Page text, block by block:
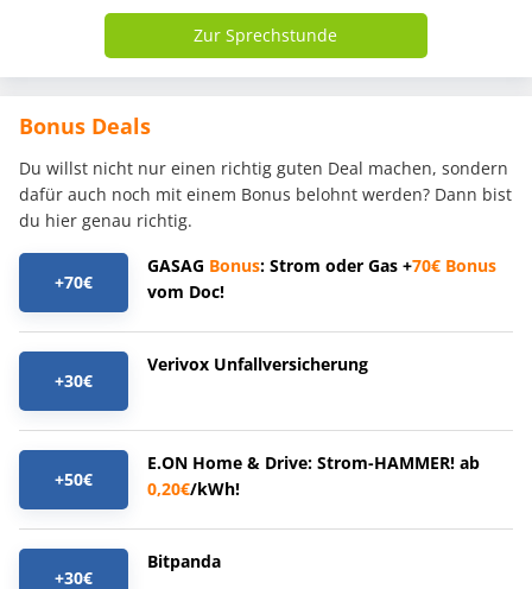
Zur Sprechstunde
Bonus Deals
Du willst nicht nur einen richtig guten Deal machen, sondern
dafür auch noch mit einem Bonus belohnt werden? Dann bist
du hier genau richtig.
+70€
GASAG Bonus: Strom oder Gas +70€ Bonus
vom Doc!
+30€
Verivox Unfallversicherung
+50€
E.ON Home & Drive: Strom-HAMMER! ab
0,20€/kWh!
+30€
Bitpanda